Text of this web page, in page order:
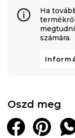
Ha
számára.
Oszd meg